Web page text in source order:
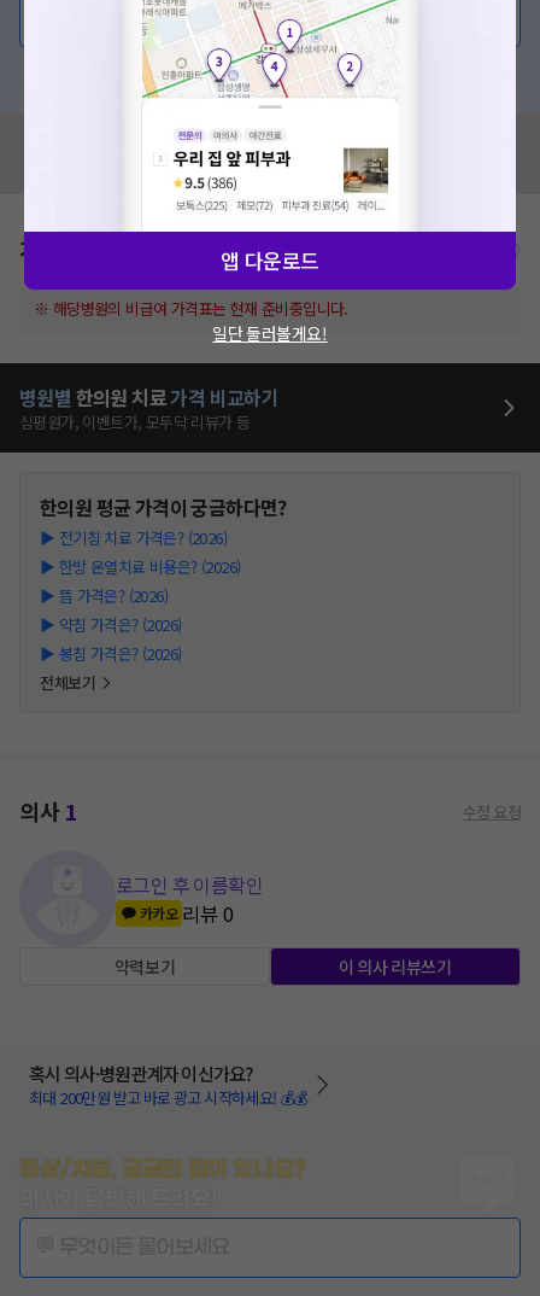
💬 무엇이든 물어보세요
혹은, 의료상담 서비스에 다양한 게시글 보러가기
혹시 잘못된 병원정보가 있나요?
모두닥 팀에 알려주세요!
가격표
※ 해당병원의 비급여 가격표는 현재 준비중입니다.
병원별 한의원 치료가격 비교하기
심평원가, 이벤트가, 모두닥 리뷰가 등
한의원평균 가격이 궁금하다면?
▶ 전기침 치료 가격은? (2026)
▶ 한방 온열치료 비용은? (2026)
▶ 뜸 가격은? (2026)
▶ 약침 가격은? (2026)
▶ 봉침 가격은? (2026)
전체보기
의사1 수정 요청
로그인 후 이름확인
카카오 리뷰0
약력보기 이 의사 리뷰쓰기
혹시 의사·병원관계자 이신가요?
최대 200만원 받고 바로 광고 시작하세요! 💰💰
증상/치료, 궁금한 점이 있나요?
앱 다운로드
일단 둘러볼게요!